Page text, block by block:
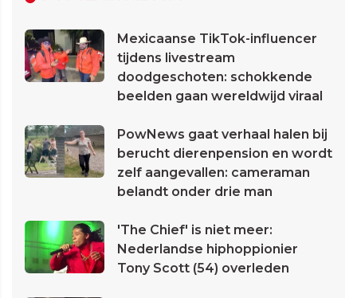
Mexicaanse TikTok-influencer
tijdens livestream
doodgeschoten: schokkende
beelden gaan wereldwijd viraal
PowNews gaat verhaal halen bij
berucht dierenpension en wordt
zelf aangevallen: cameraman
belandt onder drie man
'The Chief' is niet meer:
Nederlandse hiphoppionier
Tony Scott (54) overleden